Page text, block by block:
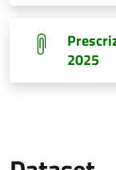
2025